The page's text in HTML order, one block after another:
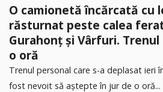
O camionetă încărcată cu
răsturnat peste calea
Gurahonț și Vârfuri.
o oră
Trenul personal care s-a deplasat ieri
fost nevoit să aștepte în jur de o oră...